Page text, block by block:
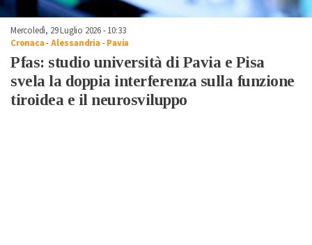
Mercoledì, 29 Luglio 2026 - 10:33
Cronaca-Alessandria -Pavia
Pfas: studio università di Pavia e Pisa
svela la doppia interferenza sulla funzione
tiroidea e il neurosviluppo